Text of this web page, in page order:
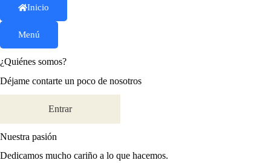
Inicio
Menú
¿Quiénes somos?
Déjame contarte un poco de nosotros
Entrar
Nuestra pasión
Dedicamos mucho cariño a lo que hacemos.